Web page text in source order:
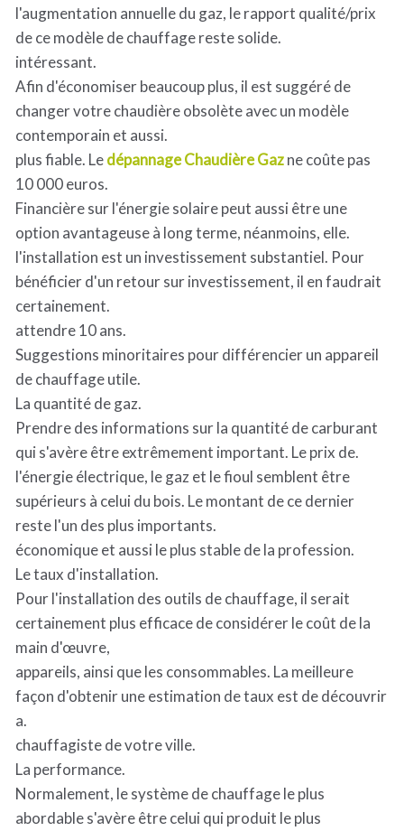
l'augmentation annuelle du gaz, le rapport qualité/prix
de ce modèle de chauffage reste solide.
intéressant.
Afin d'économiser beaucoup plus, il est suggéré de
changer votre chaudière obsolète avec un modèle
contemporain et aussi.
plus fiable. Ledépannage Chaudière Gazne coûte pas
10 000 euros.
Financière sur l'énergie solaire peut aussi être une
option avantageuse à long terme, néanmoins, elle.
l'installation est un investissement substantiel. Pour
bénéficier d'un retour sur investissement, il en faudrait
certainement.
attendre 10 ans.
Suggestions minoritaires pour différencier un appareil
de chauffage utile.
La quantité de gaz.
Prendre des informations sur la quantité de carburant
qui s'avère être extrêmement important. Le prix de.
l'énergie électrique, le gaz et le fioul semblent être
supérieurs à celui du bois. Le montant de ce dernier
reste l'un des plus importants.
économique et aussi le plus stable de la profession.
Le taux d'installation.
Pour l'installation des outils de chauffage, il serait
certainement plus efficace de considérer le coût de la
main d'œuvre,
appareils, ainsi que les consommables. La meilleure
façon d'obtenir une estimation de taux est de découvrir
a.
chauffagiste de votre ville.
La performance.
Normalement, le système de chauffage le plus
abordable s'avère être celui qui produit le plus